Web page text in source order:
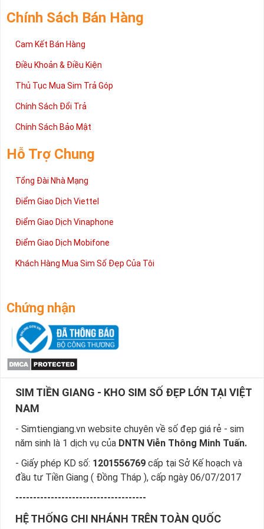
Chính Sách Bán Hàng
Cam Kết Bán Hàng
Điều Khoản & Điều Kiện
Thủ Tục Mua Sim Trả Góp
Chính Sách Đổi Trả
Chính Sách Bảo Mật
Hỗ Trợ Chung
Tổng Đài Nhà Mạng
Điểm Giao Dịch Viettel
Điểm Giao Dịch Vinaphone
Điểm Giao Dịch Mobifone
Khách Hàng Mua Sim Số Đẹp Của Tôi
Chứng nhận
SIM TIỀN GIANG - KHO SIM SỐ ĐẸP LỚN TẠI VIỆT
NAM
- Simtiengiang.vn website chuyên về số đẹp giá rẻ - sim
năm sinh là 1 dịch vụ của DNTN Viễn Thông Minh Tuấn.
- Giấy phép KD số: 1201556769 cấp tại Sở Kế hoạch và
đầu tư Tiền Giang ( Đồng Tháp ), cấp ngày 06/07/2017
-------------------------------------
HỆ THỐNG CHI NHÁNH TRÊN TOÀN QUỐC